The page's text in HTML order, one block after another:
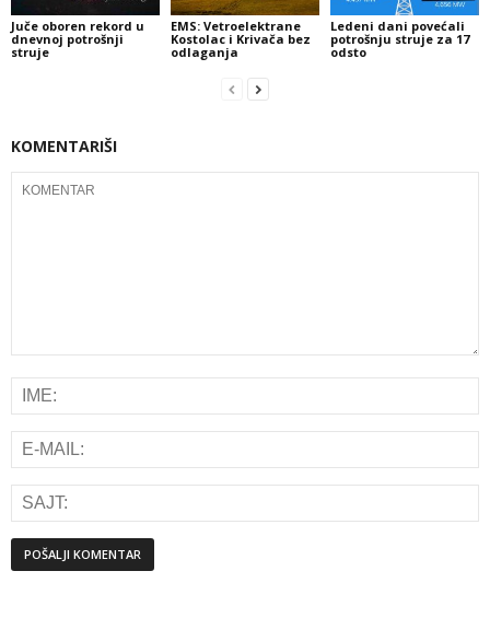
Juče oboren rekord u
dnevnoj potrošnji
struje
EMS: Vetroelektrane
Kostolac i Krivača bez
odlaganja
Ledeni dani povećali
potrošnju struje za 17
odsto
KOMENTARIŠI